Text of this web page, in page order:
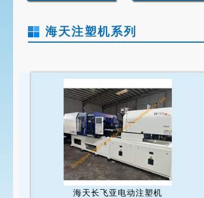
海天注塑机系列
海天长飞亚电动注塑机